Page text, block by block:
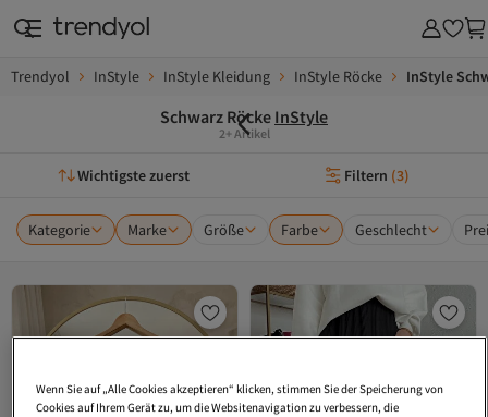
Trendyol InStyle InStyle Kleidung InStyle Röcke InStyle
Schwarz Röcke InStyle
2+ Artikel
Wichtigste zuerst Filtern (3)
Kategorie Marke Größe Farbe Geschlecht
Wenn Sie auf „Alle Cookies akzeptieren“ klicken, stimmen Sie der Speicherung von
Cookies auf Ihrem Gerät zu, um die Websitenavigation zu verbessern, die